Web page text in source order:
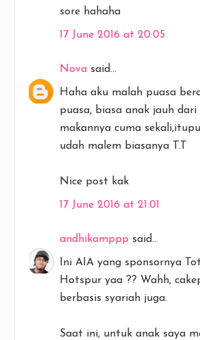
sore hahaha
17 June 2016 at 20:05
Nova said...
Haha aku malah puasa
puasa, biasa anak jauh dari
makannya cuma
udah malem biasanya T.T
Nice post kak
17 June 2016 at 21:01
andhikamppp said...
Ini AIA yang sponsornya
Hotspur yaa ?? Wahh,
berbasis syariah juga.
Saat ini, untuk anak saya